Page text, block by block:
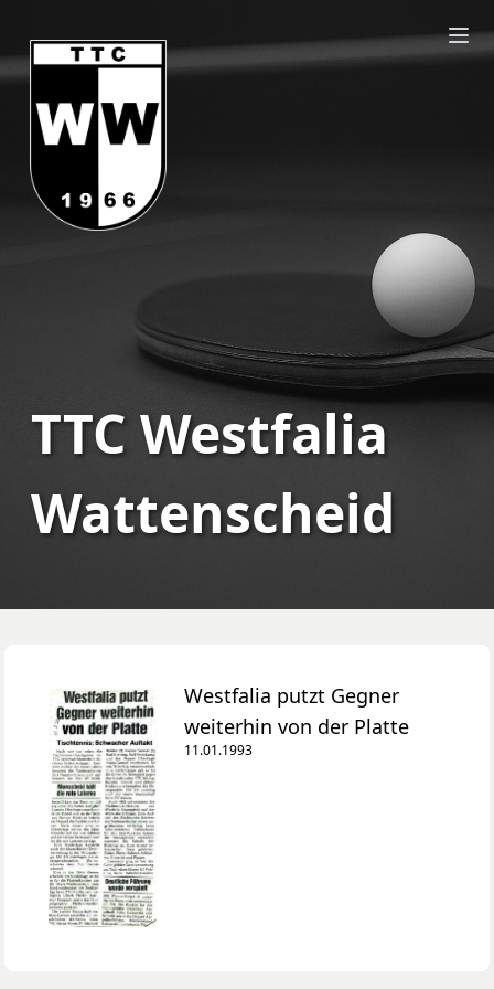
TTC Westfalia
Wattenscheid
Westfalia putzt Gegner
weiterhin von der Platte
11.01.1993